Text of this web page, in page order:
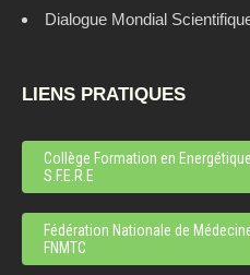
Dialogue Mondial
LIENS PRATIQUES
Collège Formation en
S.F.E.R.E
Fédération Nationale de
FNMTC